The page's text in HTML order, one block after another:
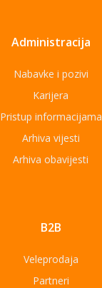
Administracija
Nabavke i pozivi
Karijera
Pristup informacijama
Arhiva vijesti
Arhiva obavijesti
B2B
Veleprodaja
Partneri